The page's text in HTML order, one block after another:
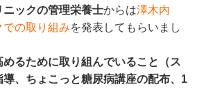
ックの管理栄養士からは澤木内
の取り組みを発表してもらいまし
るために取り組んでいること（ス
、ちょこっと糖尿病講座の配布、1